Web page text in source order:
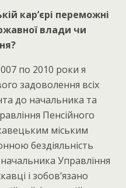
кар’єрі переможні
влади чи
по 2010 роки я
задоволення всіх
до начальника та
Пенсійного
міським
бездіяльність
Управління
і зобов’язано